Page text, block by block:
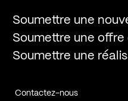
Soumettre une
Soumettre une offre
Soumettre une
Contactez-nous